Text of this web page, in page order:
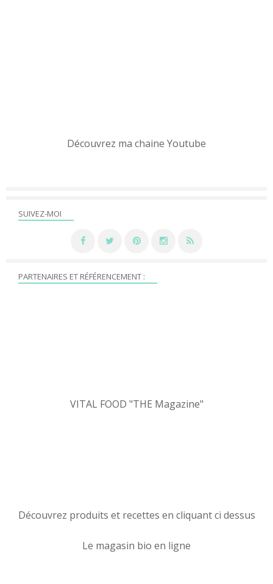
SUIVEZ-MOI
Découvrez ma chaine Youtube
PARTENAIRES ET RÉFÉRENCEMENT :
VITAL FOOD "THE Magazine"
Découvrez produits et recettes en cliquant ci dessus
Le magasin bio en ligne